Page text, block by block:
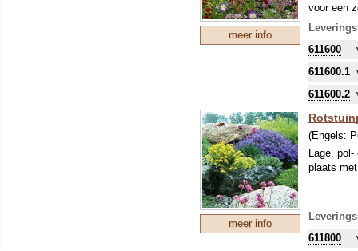
meer info
voor een
611600
611600.1
611600.2
meer info
(Engels:
Lage,
plaats
611800